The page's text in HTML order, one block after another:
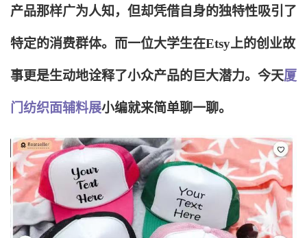
产品那样广为人知，但却凭借自身的独特性吸引了
特定的消费群体。而一位大学生在Etsy上的创业故
事更是生动地诠释了小众产品的巨大潜力。今天厦
门纺织面辅料展小编就来简单聊一聊。